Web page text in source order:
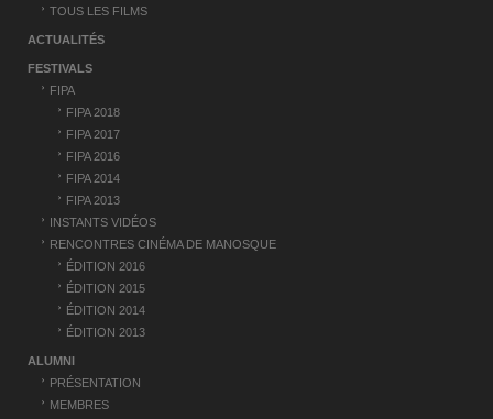
TOUS LES FILMS
ACTUALITÉS
FESTIVALS
FIPA
FIPA 2018
FIPA 2017
FIPA 2016
FIPA 2014
FIPA 2013
INSTANTS VIDÉOS
RENCONTRES CINÉMA DE MANOSQUE
ÉDITION 2016
ÉDITION 2015
ÉDITION 2014
ÉDITION 2013
ALUMNI
PRÉSENTATION
MEMBRES